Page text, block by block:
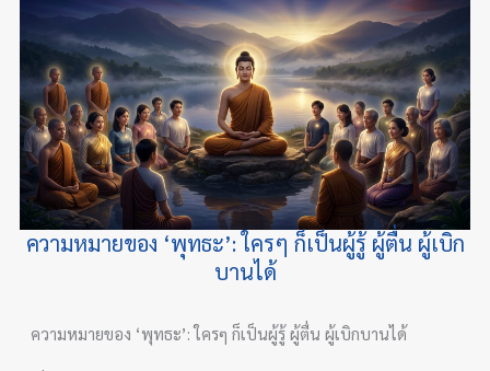
ความหมายของ ‘พุทธะ’: ใครๆ ก็เป็นผู้รู้ ผู้ตื่น ผู้เบิก
บานได้
ความหมายของ ‘พุทธะ’: ใครๆ ก็เป็นผู้รู้ ผู้ตื่น ผู้เบิกบานได้